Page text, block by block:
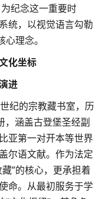
纪念这一重要时
统，以视觉语言勾勒
理念。
化坐标​
进​
纪的宗教藏书室，历
，涵盖古登堡圣经副
亚第一对开本等世界
尔语文献。作为法定
”的核心，更承担着
命。从最初服务于学